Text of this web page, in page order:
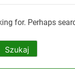
for. Perhaps